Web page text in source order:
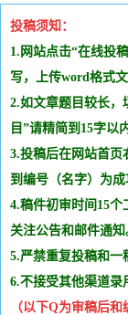
投稿须知：
1.网站点击“在线投
写，上传word格式文
2.如文章题目较长，
目”请精简到15字以
3.投稿后在网站首页
到编号（名字）为成
4.稿件初审时间15个
关注公告和邮件通知
5.严禁重复投稿和一
6.不接受其他渠道录
（以下Q为审稿后和